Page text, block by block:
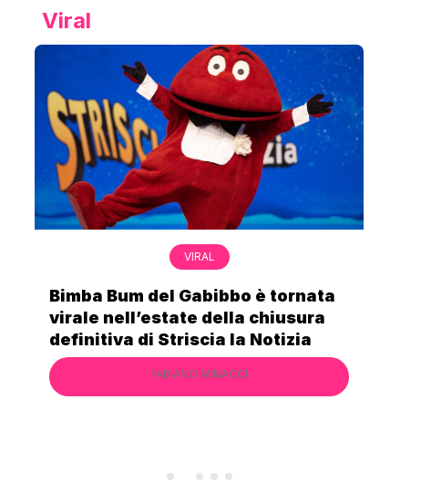
Viral
è tornata
Gabriel Artus cerca un 50enne
lo porti in vacanza, Alessandro
Cecchi Paone si candida
FABIANO MINACCI